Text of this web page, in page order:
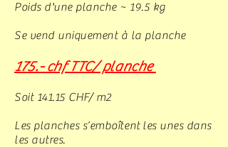
Poids d'une planche ~ 19.5 kg
Se vend uniquement à la planche
175.- chf TTC/ planche
Soit 141.15 CHF/ m2
Les planches s’emboîtentles unes dans
les autres.